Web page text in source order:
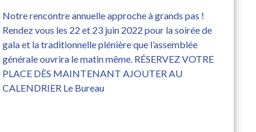
Notre rencontre annuelle approche à grands pas !
Rendez vous les 22 et 23 juin 2022 pour la soirée de
gala et la traditionnelle plénière que l’assemblée
générale ouvrira le matin même. RÉSERVEZ VOTRE
PLACE DÈS MAINTENANT AJOUTER AU
CALENDRIER Le Bureau